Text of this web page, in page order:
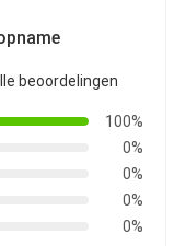
beoordelingen
100%
0%
0%
0%
0%